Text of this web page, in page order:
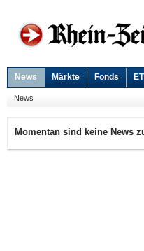
News Märkte Fonds
News
Momentan sind keine News